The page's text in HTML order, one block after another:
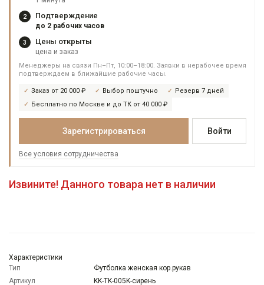
2 Подтверждение
до 2 рабочих часов
3 Цены открыты
цена и заказ
Менеджеры на связи Пн–Пт, 10:00–18:00. Заявки в нерабочее время
подтверждаем в ближайшие рабочие часы.
Заказ от 20 000 ₽ Выбор поштучно
Резерв 7 дней
Бесплатно по Москве и до ТК от 40 000 ₽
Зарегистрироваться Войти
Все условия сотрудничества
Извините! Данного товара нет в наличии
Характеристики
Тип
Футболка женская кор.рукав
Артикул
KK-TK-005K-сирень